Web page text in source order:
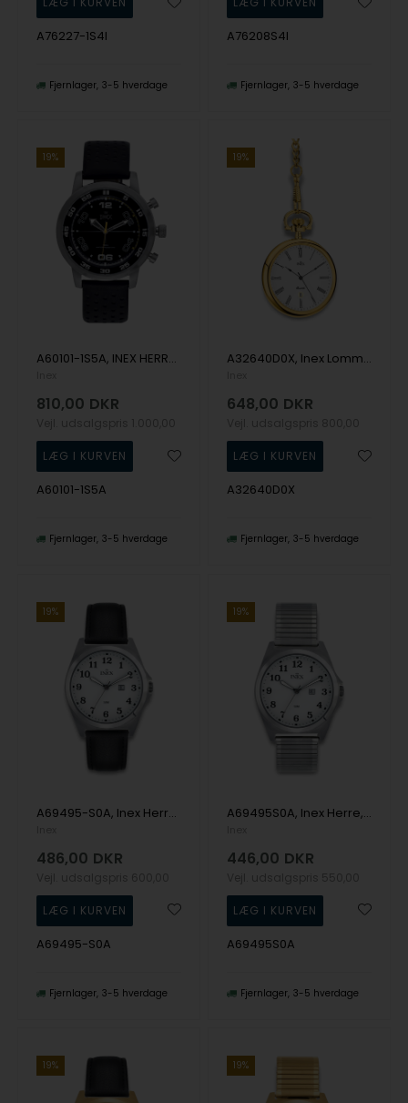
A76227-1S4I
Fjernlager 3-5 hverdage
A76208S4I
Fjernlager 3-5 hverdage
19%
A60101-1S5A, INEX HERREUR - STÅL MED REM + 10 ATM Quartz Herre m/rem
810,00 DKR
A60101-1S5A
Fjernlager 3-5 hverdage
19%
A32640D0X, Inex Lommeur Quartz Lommeur
648,00 DKR
A32640D0X
Fjernlager 3-5 hverdage
19%
A69495-S0A, Inex Herre, 39mm Quartz Herre m/rem
486,00 DKR
A69495-S0A
Fjernlager 3-5 hverdage
19%
A69495S0A, Inex Herre, 39mm Quartz Herre m/lænke
446,00 DKR
A69495S0A
Fjernlager 3-5 hverdage
19% 19%